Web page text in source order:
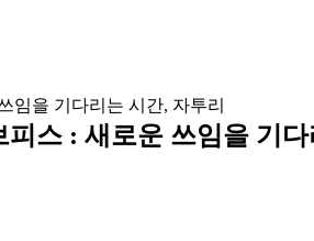
스 : 새로운 쓰임을 기다